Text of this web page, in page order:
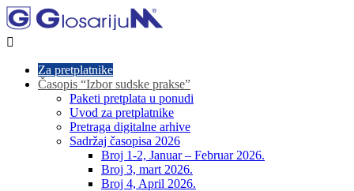

Za pretplatnike
Časopis “Izbor sudske prakse”
Paketi pretplata u ponudi
Uvod za pretplatnike
Pretraga digitalne arhive
Sadržaj časopisa 2026
Broj 1-2, Januar – Februar 2026.
Broj 3, mart 2026.
Broj 4, April 2026.